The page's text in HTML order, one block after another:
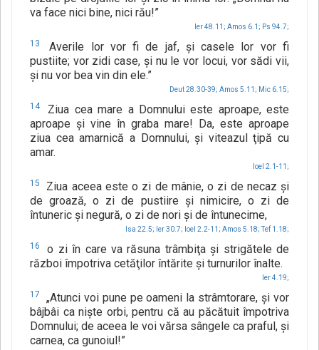
va face nici bine, nici rău!”
Ier 48.11; Amos 6.1; Ps 94.7;
13
Averile lor vor fi de jaf, şi casele lor vor fi
pustiite; vor zidi case, şi nu le vor locui, vor sădi vii,
şi nu vor bea vin din ele.”
Deut 28.30-39; Amos 5.11; Mic 6.15;
14
Ziua cea mare a Domnului este aproape, este
aproape şi vine în graba mare! Da, este aproape
ziua cea amarnică a Domnului, şi viteazul ţipă cu
amar.
Ioel 2.1-11;
15
Ziua aceea este o zi de mânie, o zi de necaz şi
de groază, o zi de pustiire şi nimicire, o zi de
întuneric şi negură, o zi de nori şi de întunecime,
Isa 22.5; Ier 30.7; Ioel 2.2-11; Amos 5.18; Tef 1.18;
16
o zi în care va răsuna trâmbiţa şi strigătele de
război împotriva cetăţilor întărite şi turnurilor înalte.
Ier 4.19;
17
„Atunci voi pune pe oameni la strâmtorare, şi vor
bâjbâi ca nişte orbi, pentru că au păcătuit împotriva
Domnului; de aceea le voi vărsa sângele ca praful, şi
carnea, ca gunoiul!”